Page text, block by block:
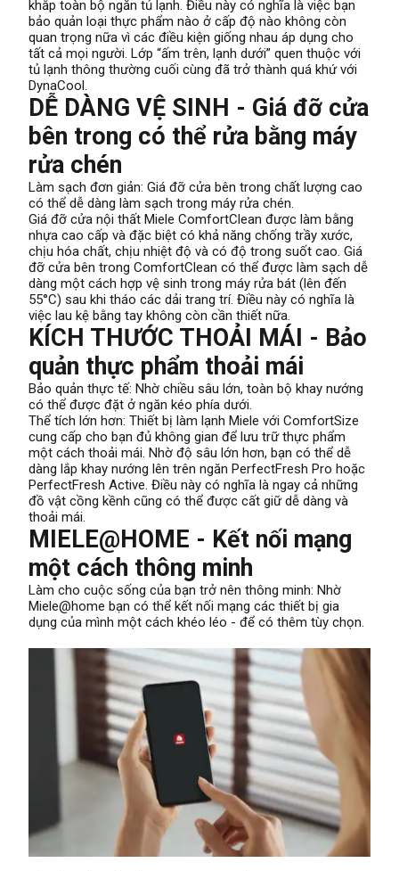
khắp toàn bộ ngăn tủ lạnh. Điều này có nghĩa là việc bạn
bảo quản loại thực phẩm nào ở cấp độ nào không còn
quan trọng nữa vì các điều kiện giống nhau áp dụng cho
tất cả mọi người. Lớp “ấm trên, lạnh dưới” quen thuộc với
tủ lạnh thông thường cuối cùng đã trở thành quá khứ với
DynaCool.
DỄ DÀNG VỆ SINH - Giá đỡ cửa
bên trong có thể rửa bằng máy
rửa chén
Làm sạch đơn giản: Giá đỡ cửa bên trong chất lượng cao
có thể dễ dàng làm sạch trong máy rửa chén.
Giá đỡ cửa nội thất Miele ComfortClean được làm bằng
nhựa cao cấp và đặc biệt có khả năng chống trầy xước,
chịu hóa chất, chịu nhiệt độ và có độ trong suốt cao. Giá
đỡ cửa bên trong ComfortClean có thể được làm sạch dễ
dàng một cách hợp vệ sinh trong máy rửa bát (lên đến
55°C) sau khi tháo các dải trang trí. Điều này có nghĩa là
việc lau kệ bằng tay không còn cần thiết nữa.
KÍCH THƯỚC THOẢI MÁI - Bảo
quản thực phẩm thoải mái
Bảo quản thực tế: Nhờ chiều sâu lớn, toàn bộ khay nướng
có thể được đặt ở ngăn kéo phía dưới.
Thể tích lớn hơn: Thiết bị làm lạnh Miele với ComfortSize
cung cấp cho bạn đủ không gian để lưu trữ thực phẩm
một cách thoải mái. Nhờ độ sâu lớn hơn, bạn có thể dễ
dàng lắp khay nướng lên trên ngăn PerfectFresh Pro hoặc
PerfectFresh Active. Điều này có nghĩa là ngay cả những
đồ vật cồng kềnh cũng có thể được cất giữ dễ dàng và
thoải mái.
MIELE@HOME - Kết nối mạng
một cách thông minh
Làm cho cuộc sống của bạn trở nên thông minh: Nhờ
Miele@home bạn có thể kết nối mạng các thiết bị gia
dụng của mình một cách khéo léo - để có thêm tùy chọn.